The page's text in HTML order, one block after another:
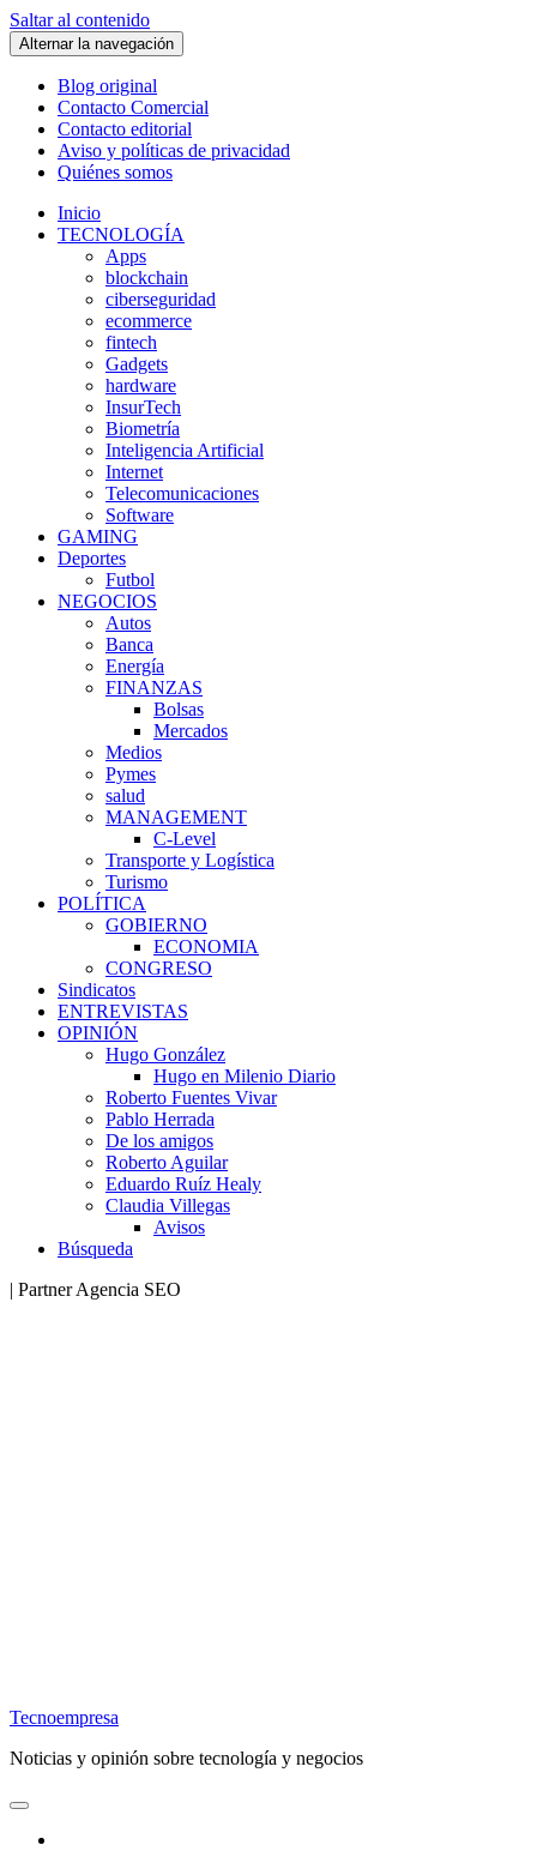
Saltar al contenido
Alternar la navegación
Blog original
Contacto Comercial
Contacto editorial
Aviso y políticas de privacidad
Quiénes somos
Inicio
TECNOLOGÍA
Apps
blockchain
ciberseguridad
ecommerce
fintech
Gadgets
hardware
InsurTech
Biometría
Inteligencia Artificial
Internet
Telecomunicaciones
Software
GAMING
Deportes
Futbol
NEGOCIOS
Autos
Banca
Energía
FINANZAS
Bolsas
Mercados
Medios
Pymes
salud
MANAGEMENT
C-Level
Transporte y Logística
Turismo
POLÍTICA
GOBIERNO
ECONOMIA
CONGRESO
Sindicatos
ENTREVISTAS
OPINIÓN
Hugo González
Hugo en Milenio Diario
Roberto Fuentes Vivar
Pablo Herrada
De los amigos
Roberto Aguilar
Eduardo Ruíz Healy
Claudia Villegas
Avisos
Búsqueda
| Partner Agencia SEO
Tecnoempresa
Noticias y opinión sobre tecnología y negocios